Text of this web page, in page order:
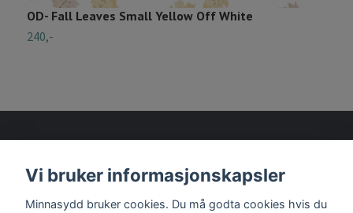
OD- Fall Leaves Small Yellow Off White
240,-
Vi bruker informasjonskapsler
Minnasydd bruker cookies. Du må godta cookies hvis du